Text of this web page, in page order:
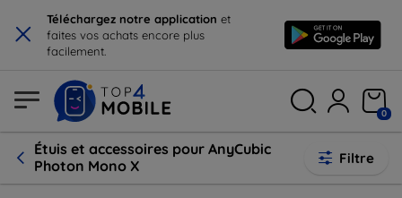
× Téléchargez notre application et
faites vos achats encore plus
facilement.
0
Étuis et accessoires pour AnyCubic
Photon Mono X
Filtre